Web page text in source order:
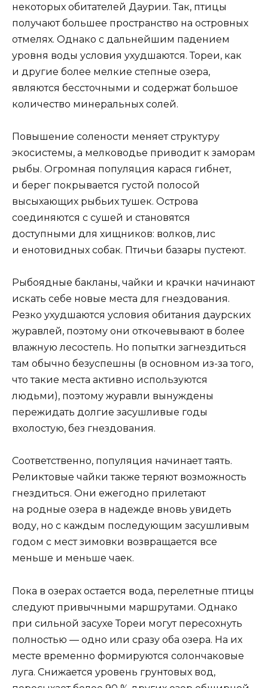
некоторых обитателей Даурии. Так, птицы
получают большее пространство на островных
отмелях. Однако с дальнейшим падением
уровня воды условия ухудшаются. Тореи, как
и другие более мелкие степные озера,
являются бессточными и содержат большое
количество минеральных солей.
Повышение солености меняет структуру
экосистемы, а мелководье приводит к заморам
рыбы. Огромная популяция карася гибнет,
и берег покрывается густой полосой
высыхающих рыбьих тушек. Острова
соединяются с сушей и становятся
доступными для хищников: волков, лис
и енотовидных собак. Птичьи базары пустеют.
Рыбоядные бакланы, чайки и крачки начинают
искать себе новые места для гнездования.
Резко ухудшаются условия обитания даурских
журавлей, поэтому они откочевывают в более
влажную лесостепь. Но попытки загнездиться
там обычно безуспешны (в основном из-за того,
что такие места активно используются
людьми), поэтому журавли вынуждены
пережидать долгие засушливые годы
вхолостую, без гнездования.
Соответственно, популяция начинает таять.
Реликтовые чайки также теряют возможность
гнездиться. Они ежегодно прилетают
на родные озера в надежде вновь увидеть
воду, но с каждым последующим засушливым
годом с мест зимовки возвращается все
меньше и меньше чаек.
Пока в озерах остается вода, перелетные птицы
следуют привычными маршрутами. Однако
при сильной засухе Тореи могут пересохнуть
полностью — одно или сразу оба озера. На их
месте временно формируются солончаковые
луга. Снижается уровень грунтовых вод,